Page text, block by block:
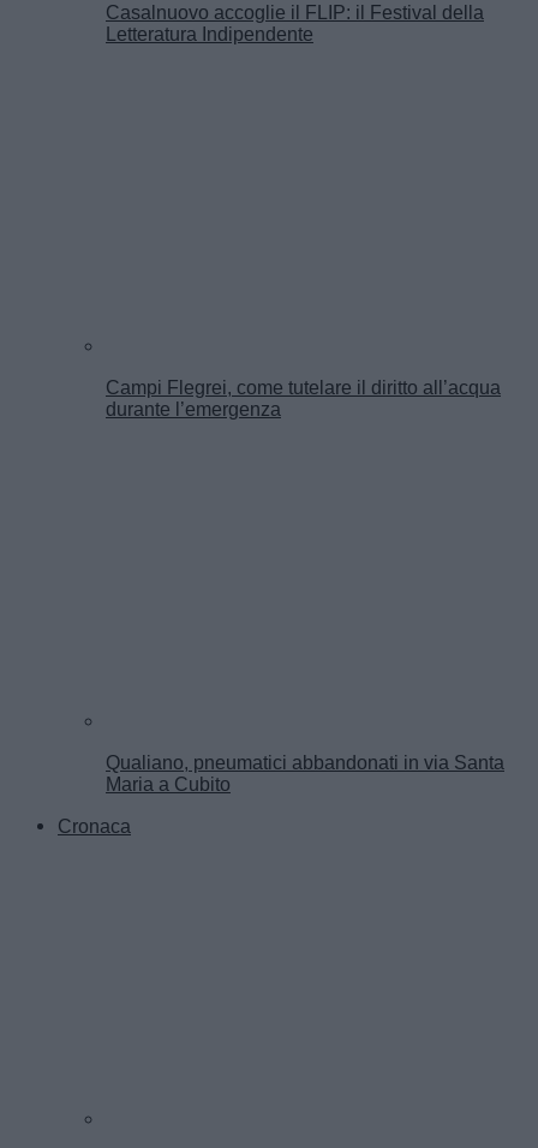
Casalnuovo accoglie il FLIP: il Festival della
Letteratura Indipendente
Campi Flegrei, come tutelare il diritto all’acqua
durante l’emergenza
Qualiano, pneumatici abbandonati in via Santa
Maria a Cubito
Cronaca